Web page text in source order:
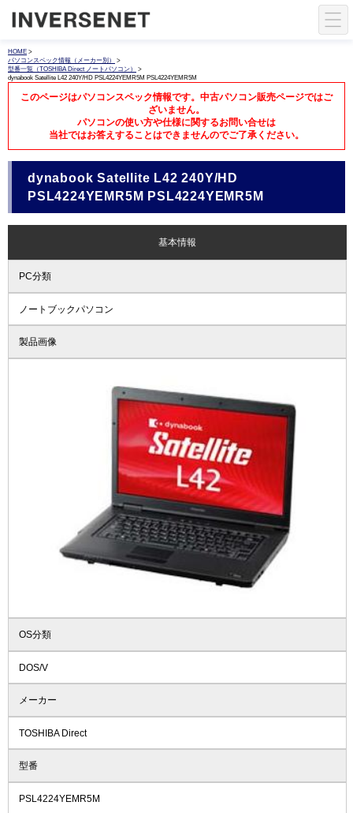
HOME >
パソコンスペック情報（メーカー別）
>
型番一覧（TOSHIBA Direct ノートパソコン）
>
dynabook Satellite L42 240Y/HD PSL4224YEMR5M PSL4224YEMR5M
このページはパソコンスペック情報です。中古パソコン販売ページではご
ざいません。
パソコンの使い方や仕様に関するお問い合せは
当社ではお答えすることはできませんのでご了承ください。
dynabook Satellite L42 240Y/HD
PSL4224YEMR5M PSL4224YEMR5M
基本情報
PC分類
ノートブックパソコン
製品画像
OS分類
DOS/V
メーカー
TOSHIBA Direct
型番
PSL4224YEMR5M